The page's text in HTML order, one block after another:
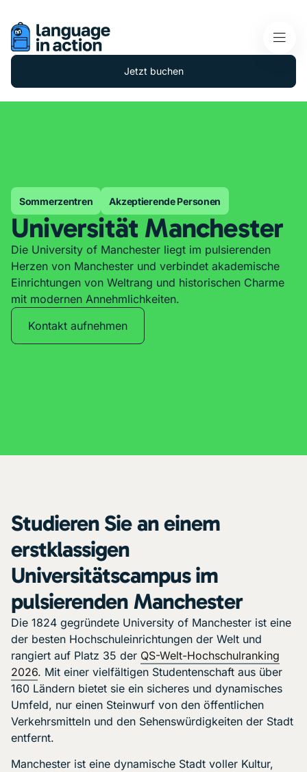
Jetzt buchen
Sommerzentren Akzeptierende Personen
Universität Manchester
Die University of Manchester liegt im pulsierenden
Herzen von Manchester und verbindet akademische
Einrichtungen von Weltrang und historischen Charme
mit modernen Annehmlichkeiten.
Kontakt aufnehmen
Studieren Sie an einem
erstklassigen
Universitätscampus im
pulsierenden Manchester
Die 1824 gegründete University of Manchester ist eine
der besten Hochschuleinrichtungen der Welt und
rangiert auf Platz 35 der QS-Welt-Hochschulranking
2026. Mit einer vielfältigen Studentenschaft aus über
160 Ländern bietet sie ein sicheres und dynamisches
Umfeld, nur einen Steinwurf von den öffentlichen
Verkehrsmitteln und den Sehenswürdigkeiten der Stadt
entfernt.
Manchester ist eine dynamische Stadt voller Kultur,